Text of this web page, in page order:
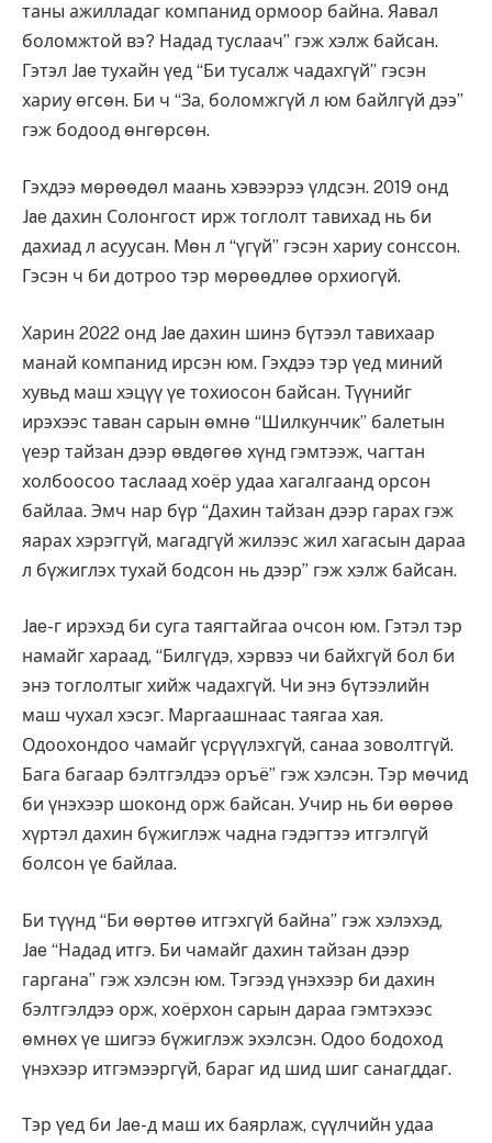
таны ажилладаг компанид ормоор байна. Яавал
боломжтой вэ? Надад туслаач” гэж хэлж байсан.
Гэтэл Jae тухайн үед “Би тусалж чадахгүй” гэсэн
хариу өгсөн. Би ч “За, боломжгүй л юм байлгүй дээ”
гэж бодоод өнгөрсөн.
Гэхдээ мөрөөдөл маань хэвээрээ үлдсэн. 2019 онд
Jae дахин Солонгост ирж тоглолт тавихад нь би
дахиад л асуусан. Мөн л “үгүй” гэсэн хариу сонссон.
Гэсэн ч би дотроо тэр мөрөөдлөө орхиогүй.
Харин 2022 онд Jae дахин шинэ бүтээл тавихаар
манай компанид ирсэн юм. Гэхдээ тэр үед миний
хувьд маш хэцүү үе тохиосон байсан. Түүнийг
ирэхээс таван сарын өмнө “Шилкунчик” балетын
үеэр тайзан дээр өвдөгөө хүнд гэмтээж, чагтан
холбоосоо таслаад хоёр удаа хагалгаанд орсон
байлаа. Эмч нар бүр “Дахин тайзан дээр гарах гэж
яарах хэрэггүй, магадгүй жилээс жил хагасын дараа
л бүжиглэх тухай бодсон нь дээр” гэж хэлж байсан.
Jae-г ирэхэд би суга таягтайгаа очсон юм. Гэтэл тэр
намайг хараад, “Билгүдэ, хэрвээ чи байхгүй бол би
энэ тоглолтыг хийж чадахгүй. Чи энэ бүтээлийн
маш чухал хэсэг. Маргаашнаас таягаа хая.
Одоохондоо чамайг үсрүүлэхгүй, санаа зоволтгүй.
Бага багаар бэлтгэлдээ оръё” гэж хэлсэн. Тэр мөчид
би үнэхээр шоконд орж байсан. Учир нь би өөрөө
хүртэл дахин бүжиглэж чадна гэдэгтээ итгэлгүй
болсон үе байлаа.
Би түүнд “Би өөртөө итгэхгүй байна” гэж хэлэхэд,
Jae “Надад итгэ. Би чамайг дахин тайзан дээр
гаргана” гэж хэлсэн юм. Тэгээд үнэхээр би дахин
бэлтгэлдээ орж, хоёрхон сарын дараа гэмтэхээс
өмнөх үе шигээ бүжиглэж эхэлсэн. Одоо бодоход
үнэхээр итгэмээргүй, бараг ид шид шиг санагддаг.
Тэр үед би Jae-д маш их баярлаж, сүүлчийн удаа